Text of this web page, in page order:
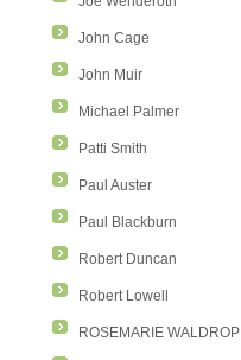
John Cage
John Muir
Michael Palmer
Patti Smith
Paul Auster
Paul Blackburn
Robert Duncan
Robert Lowell
ROSEMARIE WALDROP